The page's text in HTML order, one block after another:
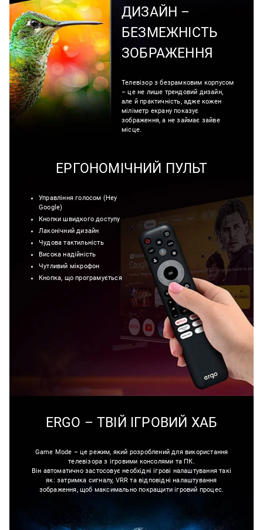
ДИЗАЙН –
БЕЗМЕЖНІСТЬ
ЗОБРАЖЕННЯ
Телевізор з безрамковим корпусом
– це не лише трендовий дизайн,
але й практичність, адже кожен
міліметр екрану показує
зображення, а не займає зайве
місце.
ЕРГОНОМІЧНИЙ ПУЛЬТ
Управління голосом (Hеy
Google)
Кнопки швидкого доступу
Лаконічний дизайн
Чудова тактильність
Висока надійність
Чутливий мікрофон
Кнопка, що програмується
ERGO – ТВІЙ ІГРОВИЙ ХАБ
Game Mode – це режим, який розроблений для використання
телевізора з ігровими консолями та ПК.
Він автоматично застосовує необхідні ігрові налаштування такі
як: затримка сигналу, VRR та відповідні налаштування
зображення, щоб максимально покращити ігровий процес.